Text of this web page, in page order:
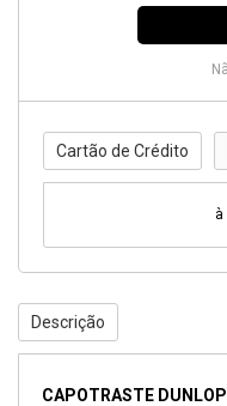
Cartão de Crédito
à
Descrição
CAPOTRASTE